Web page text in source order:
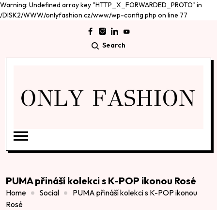
Warning: Undefined array key "HTTP_X_FORWARDED_PROTO" in
/DISK2/WWW/onlyfashion.cz/www/wp-config.php on line 77
Search
PUMA přináší kolekci s K-POP ikonou Rosé
Home Social
PUMA přináší kolekci s K-POP ikonou
Rosé